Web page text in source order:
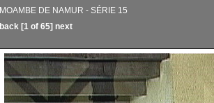
MOAMBE DE NAMUR - SÉRIE 15
back [1 of 65] next